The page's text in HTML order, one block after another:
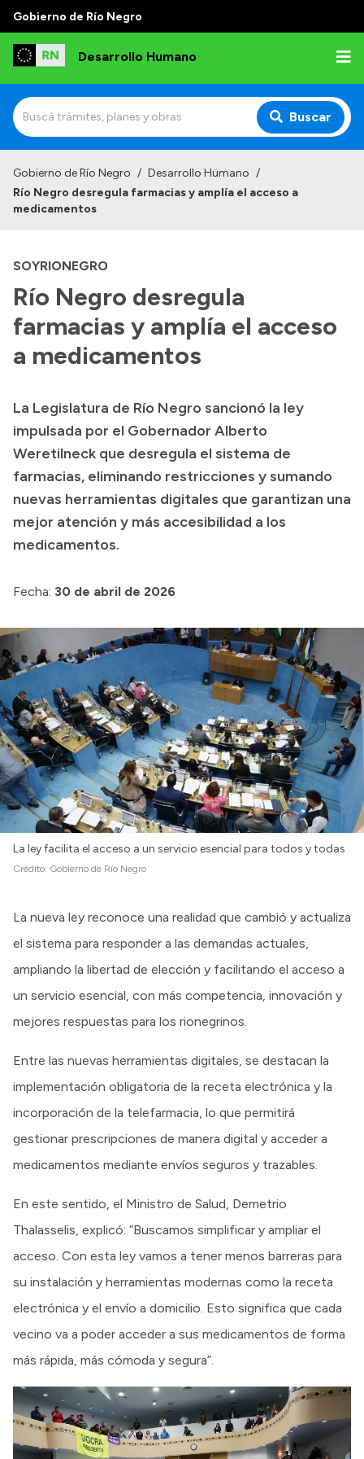
Gobierno de Río Negro
Desarrollo Humano
Buscar
Institucional
Autoridades
Delegaciones
Normativa
Presupuesto
Boletín Oficial
Compras y licitaciones
Consulta de expedientes
Consulta de pago a proveedores
Convocatorias
Gobierno de Río Negro / Desarrollo Humano /
Río Negro desregula farmacias y amplía el acceso a
medicamentos
SOYRIONEGRO
Río Negro desregula
farmacias y amplía el acceso
a medicamentos
La Legislatura de Río Negro sancionó la ley
impulsada por el Gobernador Alberto
Weretilneck que desregula el sistema de
farmacias, eliminando restricciones y sumando
nuevas herramientas digitales que garantizan una
mejor atención y más accesibilidad a los
medicamentos.
Fecha: 30 de abril de 2026
La ley facilita el acceso a un servicio esencial para todos y todas
Crédito: Gobierno de Río Negro
La nueva ley reconoce una realidad que cambió y actualiza
el sistema para responder a las demandas actuales,
ampliando la libertad de elección y facilitando el acceso a
un servicio esencial, con más competencia, innovación y
mejores respuestas para los rionegrinos.
Entre las nuevas herramientas digitales, se destacan la
implementación obligatoria de la receta electrónica y la
incorporación de la telefarmacia, lo que permitirá
gestionar prescripciones de manera digital y acceder a
medicamentos mediante envíos seguros y trazables.
En este sentido, el Ministro de Salud, Demetrio
Thalasselis, explicó: “Buscamos simplificar y ampliar el
acceso. Con esta ley vamos a tener menos barreras para
su instalación y herramientas modernas como la receta
electrónica y el envío a domicilio. Esto significa que cada
vecino va a poder acceder a sus medicamentos de forma
más rápida, más cómoda y segura”.